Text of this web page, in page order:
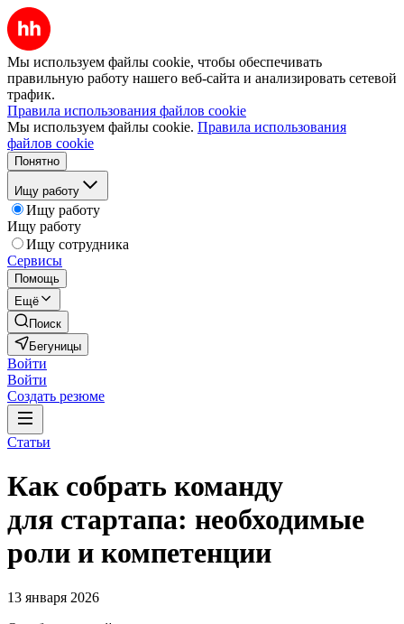
Мы используем файлы cookie, чтобы обеспечивать
правильную работу нашего веб-сайта и анализировать сетевой
трафик.
Правила использования файлов cookie
Мы используем файлы cookie. Правила использования
файлов cookie
Понятно
Ищу работу
Ищу работу
Ищу работу
Ищу сотрудника
Сервисы
Помощь
Ещё
Поиск
Бегуницы
Войти
Войти
Создать резюме
Статьи
Как собрать команду
для стартапа: необходимые
роли и компетенции
13 января 2026